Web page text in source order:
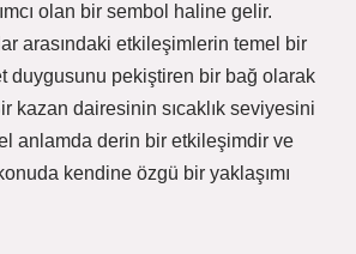
olan bir sembol haline gelir.
arasındaki etkileşimlerin temel bir
duygusunu pekiştiren bir bağ olarak
kazan dairesinin sıcaklık seviyesini
anlamda derin bir etkileşimdir ve
kendine özgü bir yaklaşımı